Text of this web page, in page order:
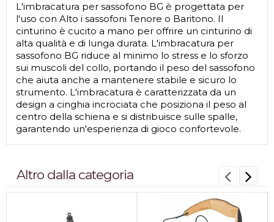
L'imbracatura per sassofono BG è progettata per
l'uso con Alto i sassofoni Tenore o Baritono. Il
cinturino è cucito a mano per offrire un cinturino di
alta qualità e di lunga durata. L'imbracatura per
sassofono BG riduce al minimo lo stress e lo sforzo
sui muscoli del collo, portando il peso del sassofono
che aiuta anche a mantenere stabile e sicuro lo
strumento. L'imbracatura è caratterizzata da un
design a cinghia incrociata che posiziona il peso al
centro della schiena e si distribuisce sulle spalle,
garantendo un'esperienza di gioco confortevole.
Altro dalla categoria